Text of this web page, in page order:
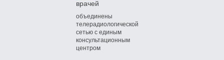
врачей
объединены
телерадиологической
сетью с единым
консультационным
центром